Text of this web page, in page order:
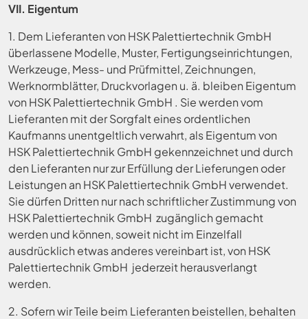
VII. Eigentum
1. Dem Lieferanten von HSK Palettiertechnik GmbH
überlassene Modelle, Muster, Fertigungseinrichtungen,
Werkzeuge, Mess- und Prüfmittel, Zeichnungen,
Werknormblätter, Druckvorlagen u. ä. bleiben Eigentum
von HSK Palettiertechnik GmbH . Sie werden vom
Lieferanten mit der Sorgfalt eines ordentlichen
Kaufmanns unentgeltlich verwahrt, als Eigentum von
HSK Palettiertechnik GmbH gekennzeichnet und durch
den Lieferanten nur zur Erfüllung der Lieferungen oder
Leistungen an HSK Palettiertechnik GmbH verwendet.
Sie dürfen Dritten nur nach schriftlicher Zustimmung von
HSK Palettiertechnik GmbH zugänglich gemacht
werden und können, soweit nicht im Einzelfall
ausdrücklich etwas anderes vereinbart ist, von HSK
Palettiertechnik GmbH jederzeit herausverlangt
werden.
2. Sofern wir Teile beim Lieferanten beistellen, behalten